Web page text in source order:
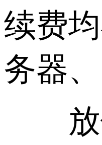
续费
务器
放假